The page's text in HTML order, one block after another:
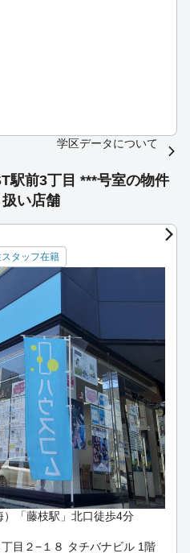
学区データについて
駅前3丁目 ***号室の物件
い店舗
タッフ在籍
「藤枝駅」北口徒歩4分
目２−１８ タチバナビル 1階